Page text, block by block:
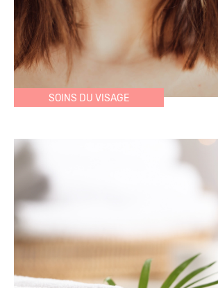
SOINS DU VISAGE